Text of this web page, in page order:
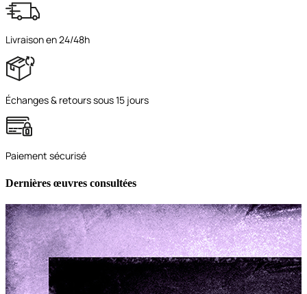
Livraison en 24/48h
Échanges & retours sous 15 jours
Paiement sécurisé
Dernières œuvres consultées